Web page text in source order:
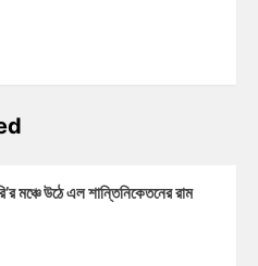
মঞ্চে উঠে এল শান্তিনিকেতনের রাম